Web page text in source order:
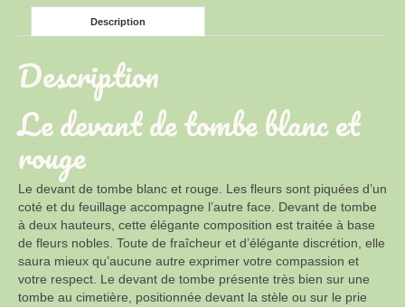
Description
Description
Le devant de tombe blanc et
rouge
Le devant de tombe blanc et rouge. Les fleurs sont piquées d’un
coté et du feuillage accompagne l’autre face. Devant de tombe
à deux hauteurs, cette élégante composition est traitée à base
de fleurs nobles. Toute de fraîcheur et d’élégante discrétion, elle
saura mieux qu’aucune autre exprimer votre compassion et
votre respect. Le devant de tombe présente très bien sur une
tombe au cimetière, positionnée devant la stèle ou sur le prie